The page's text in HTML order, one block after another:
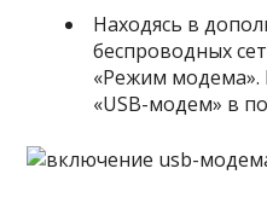
Находясь в
беспроводных
«Режим модема».
«USB-модем» в